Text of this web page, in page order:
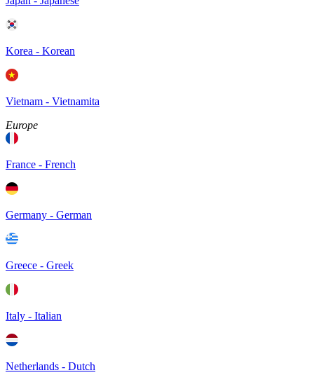
Korea - Korean
Vietnam - Vietnamita
Europe
France - French
Germany - German
Greece - Greek
Italy - Italian
Netherlands - Dutch